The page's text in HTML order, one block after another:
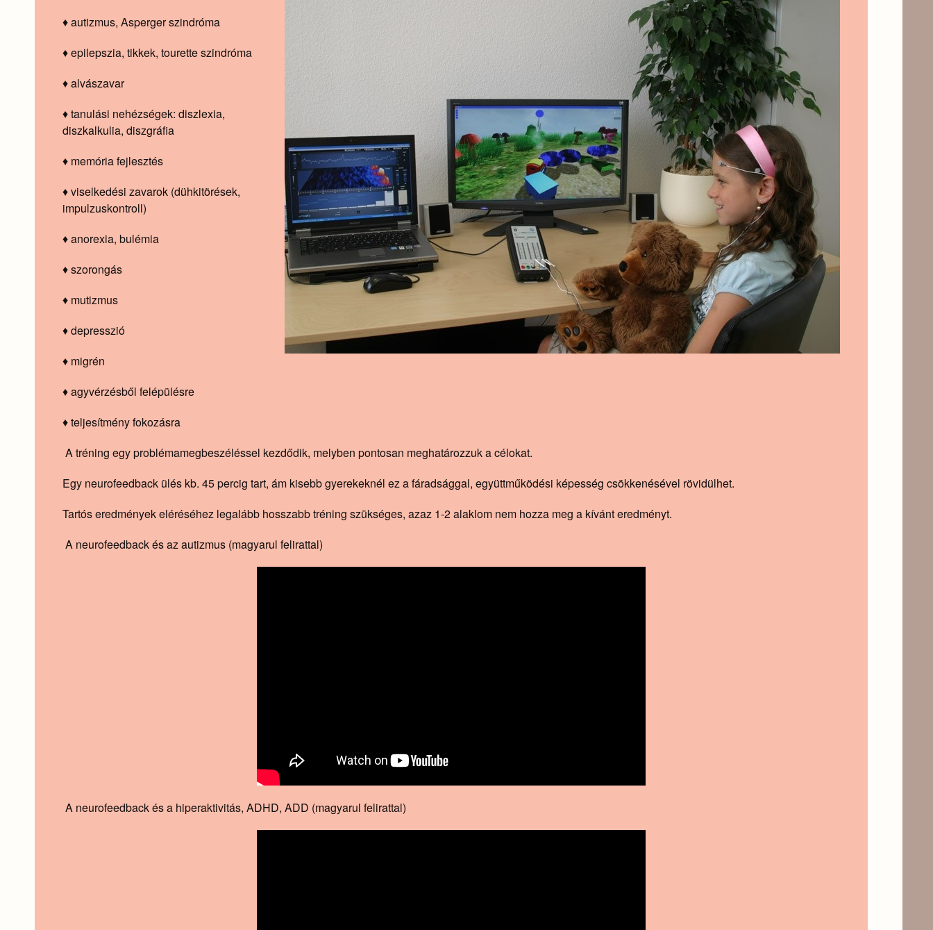
♦ autizmus, Asperger szindróma
♦ epilepszia, tikkek, tourette szindróma
♦ alvászavar
♦ tanulási nehézségek: diszlexia,
diszkalkulia, diszgráfia
♦ memória fejlesztés
♦ viselkedési zavarok (dühkitörések,
impulzuskontroll)
♦ anorexia, bulémia
♦ szorongás
♦ mutizmus
♦ depresszió
♦ migrén
♦ agyvérzésből felépülésre
♦ teljesítmény fokozásra
A tréning egy problémamegbeszéléssel kezdődik, melyben pontosan meghatározzuk a célokat.
Egy neurofeedback ülés kb. 45 percig tart, ám kisebb gyerekeknél ez a fáradsággal, együttműködési képesség csökkenésével rövidülhet.
Tartós eredmények eléréséhez legalább hosszabb tréning szükséges, azaz 1-2 alaklom nem hozza meg a kívánt eredményt.
A neurofeedback és az autizmus (magyarul felirattal)
A neurofeedback és a hiperaktivitás, ADHD, ADD (magyarul felirattal)